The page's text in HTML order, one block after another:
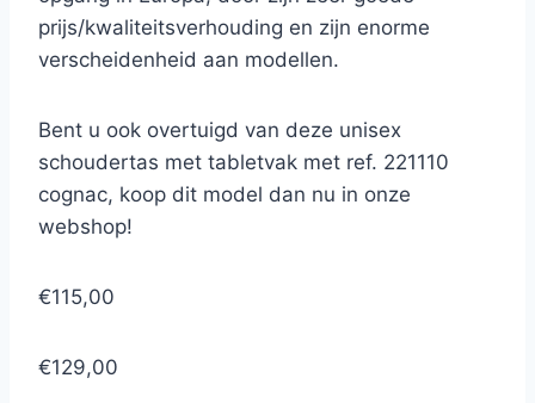
prijs/kwaliteitsverhouding en zijn enorme
verscheidenheid aan modellen.
Bent u ook overtuigd van deze unisex
schoudertas met tabletvak met ref. 221110
cognac, koop dit model dan nu in onze
webshop!
€115,00
€129,00